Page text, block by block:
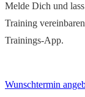
Melde Dich und
Training
Trainings-App.
Wunschtermin